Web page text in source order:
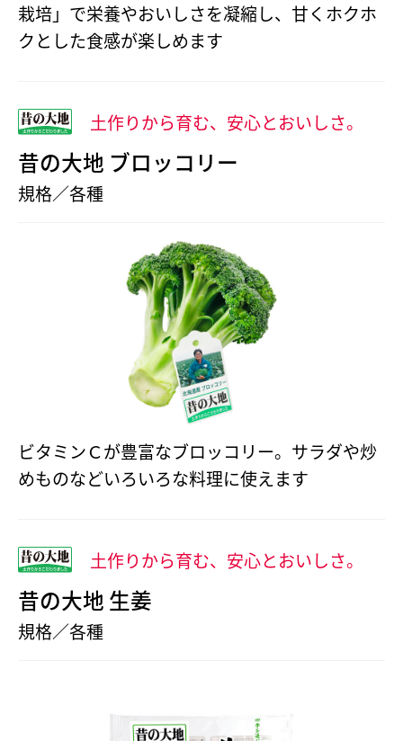
栽培」で栄養やおいしさを凝縮し、甘くホクホ
クとした食感が楽しめます
土作りから育む、安心とおいしさ。
昔の大地 ブロッコリー
規格／各種
ビタミンＣが豊富なブロッコリー。サラダや炒
めものなどいろいろな料理に使えます
土作りから育む、安心とおいしさ。
昔の大地 生姜
規格／各種